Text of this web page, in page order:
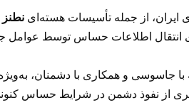
نطنز
انتقال اطلاعات حساس توسط
جاسوسی و همکاری با دشمنان،
از نفوذ دشمن در شرایط حساس